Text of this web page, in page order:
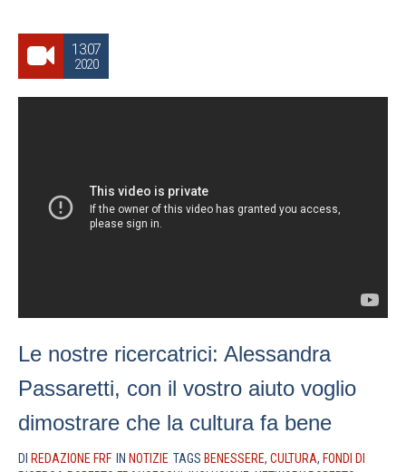
13.07
2020
Le nostre ricercatrici: Alessandra
Passaretti, con il vostro aiuto voglio
dimostrare che la cultura fa bene
DI REDAZIONE FRF IN NOTIZIE TAGS BENESSERE, CULTURA, FONDI DI